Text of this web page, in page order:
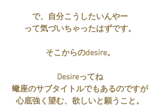
で、自分こうしたいんやー
って気づいちゃったはずです。
そこからのdesire。
Desireってね
蠍座のサブタイトルでもあるのですが
心底強く望む、欲しいと願うこと。